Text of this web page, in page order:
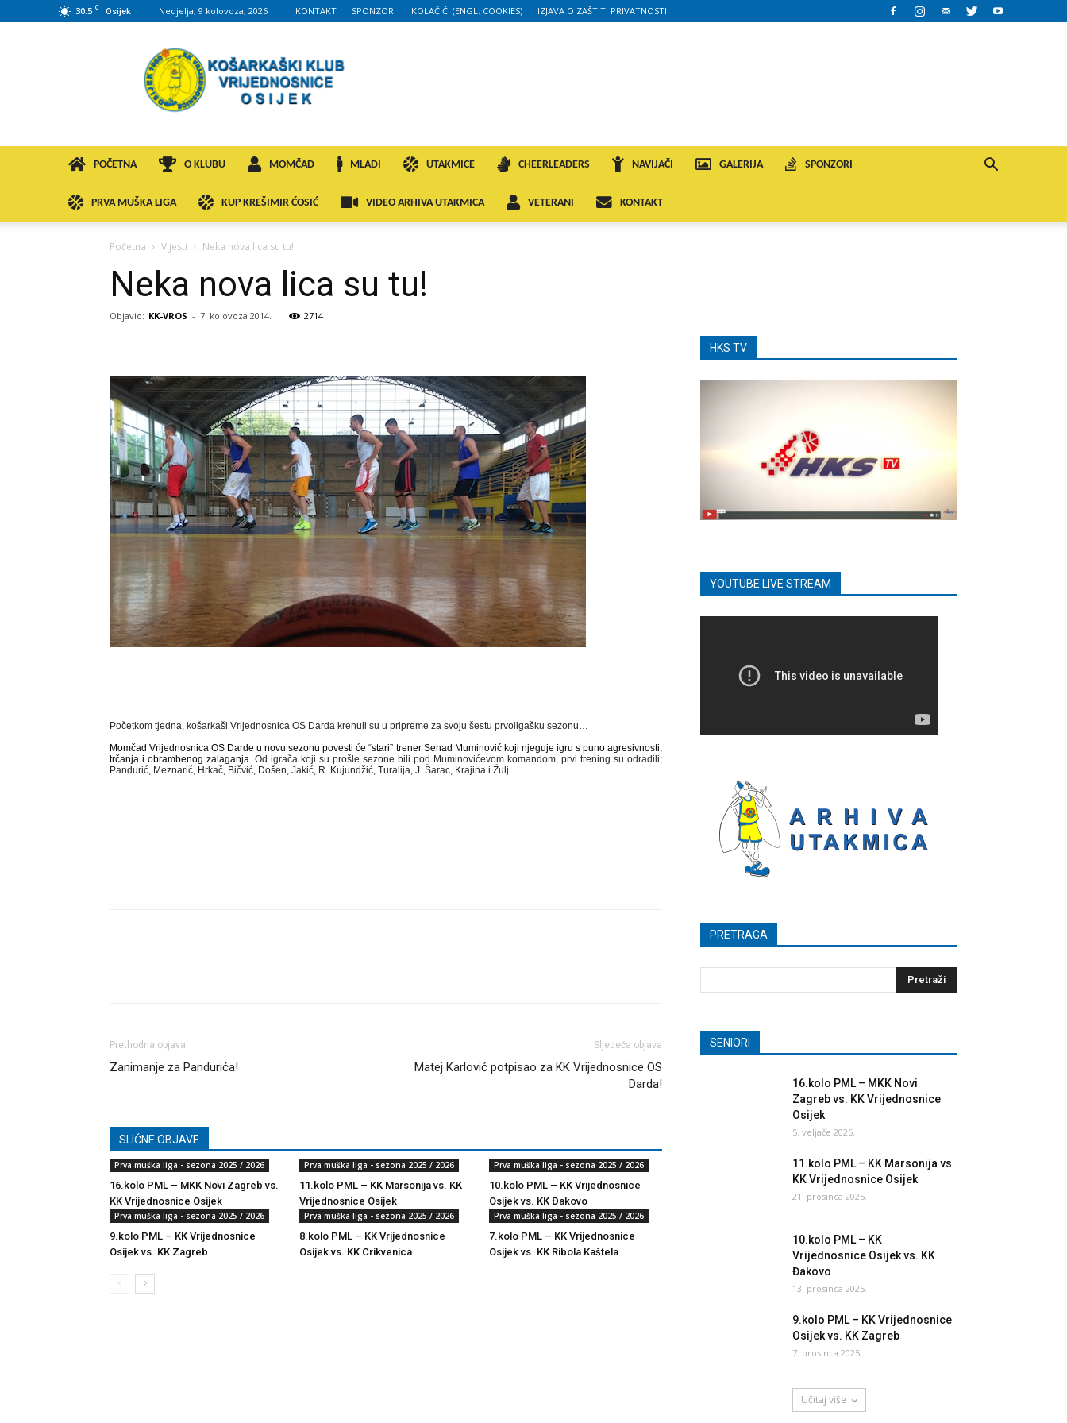
30.5 C Osijek Nedjelja, 9 kolovoza, 2026 KONTAKT SPONZORI KOLAČIĆI (ENGL. COOKIES) IZJAVA O ZAŠTITI PRIVATNOSTI
KK
VROS
POČETNA O KLUBU MOMČAD MLADI UTAKMICE CHEERLEADERS NAVIJAČI GALERIJA SPONZORI
PRVA MUŠKA LIGA KUP KREŠIMIR ĆOSIĆ VIDEO ARHIVA UTAKMICA VETERANI KONTAKT
Početna Vijesti Neka nova lica su tu!
Neka nova lica su tu!
Objavio: KK-VROS - 7. kolovoza 2014. 2714
Početkom tjedna, košarkaši Vrijednosnica OS Darda krenuli su u pripreme za svoju šestu prvoligašku sezonu…
Momčad Vrijednosnica OS Darde u novu sezonu povesti će “stari” trener Senad Muminović koji njeguje igru s puno agresivnosti,
trčanja i obrambenog zalaganja. Od igrača koji su prošle sezone bili pod Muminovićevom komandom, prvi trening su odradili;
Pandurić, Meznarić, Hrkač, Bičvić, Došen, Jakić, R. Kujundžić, Turalija, J. Šarac, Krajina i Žulj…
Prethodna objava
Zanimanje za Pandurića!
Sljedeća objava
Matej Karlović potpisao za KK Vrijednosnice OS
Darda!
SLIČNE OBJAVE
Prva muška liga - sezona 2025 / 2026
16.kolo PML – MKK Novi Zagreb vs.
KK Vrijednosnice Osijek
Prva muška liga - sezona 2025 / 2026
11.kolo PML – KK Marsonija vs. KK
Vrijednosnice Osijek
Prva muška liga - sezona 2025 / 2026
10.kolo PML – KK Vrijednosnice
Osijek vs. KK Đakovo
Prva muška liga - sezona 2025 / 2026
9.kolo PML – KK Vrijednosnice
Osijek vs. KK Zagreb
Prva muška liga - sezona 2025 / 2026
8.kolo PML – KK Vrijednosnice
Osijek vs. KK Crikvenica
Prva muška liga - sezona 2025 / 2026
7.kolo PML – KK Vrijednosnice
Osijek vs. KK Ribola Kaštela
HKS TV
YOUTUBE LIVE STREAM
PRETRAGA
SENIORI
16.kolo PML – MKK Novi
Zagreb vs. KK Vrijednosnice
Osijek
5. veljače 2026.
11.kolo PML – KK Marsonija vs.
KK Vrijednosnice Osijek
21. prosinca 2025.
10.kolo PML – KK
Vrijednosnice Osijek vs. KK
Đakovo
13. prosinca 2025.
9.kolo PML – KK Vrijednosnice
Osijek vs. KK Zagreb
7. prosinca 2025.
Učitaj više